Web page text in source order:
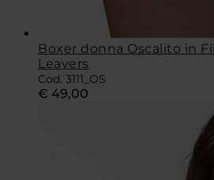
Boxer donna Oscalito in
Leavers
Cod. 3111_OS
€ 49,00